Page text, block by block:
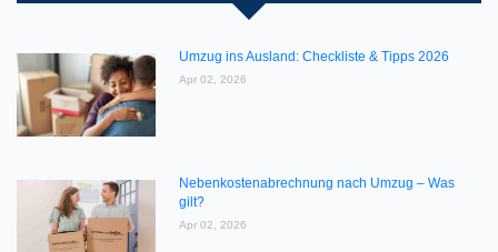
Umzug ins Ausland: Checkliste & Tipps 2026
Apr 02, 2026
Nebenkostenabrechnung nach Umzug – Was
gilt?
Apr 02, 2026